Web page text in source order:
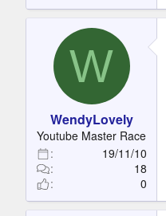
W
WendyLovely
Youtube Master Race
19/11/10
18
0